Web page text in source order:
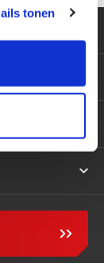
tonen